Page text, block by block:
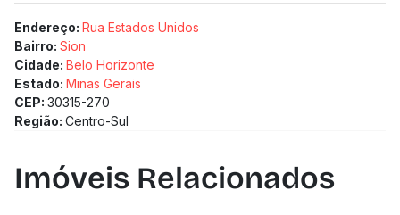
Endereço: Rua Estados Unidos
Bairro: Sion
Cidade: Belo Horizonte
Estado: Minas Gerais
CEP: 30315-270
Região: Centro-Sul
Imóveis Relacionados